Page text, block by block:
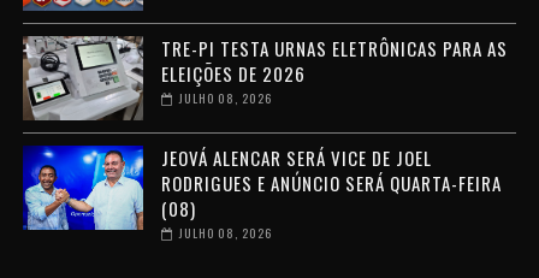
TRE-PI TESTA URNAS ELETRÔNICAS PARA AS
ELEIÇÕES DE 2026
JULHO 08, 2026
JEOVÁ ALENCAR SERÁ VICE DE JOEL
RODRIGUES E ANÚNCIO SERÁ QUARTA-FEIRA
(08)
JULHO 08, 2026